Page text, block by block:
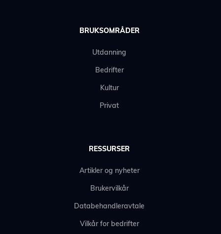
BRUKSOMRÅDER
Utdanning
Bedrifter
Kultur
Privat
RESSURSER
Artikler og nyheter
Brukervilkår
Databehandleravtale
Vilkår for bedrifter